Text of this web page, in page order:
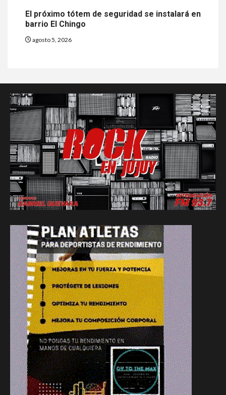
El próximo tótem de seguridad se instalará en
barrio El Chingo
agosto 5, 2026